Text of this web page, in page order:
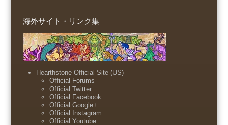
海外サイト・リンク集
Hearthstone Official Site (US)
Official Forums
Official Twitter
Official Facebook
Official Google+
Official Instagram
Official Youtube